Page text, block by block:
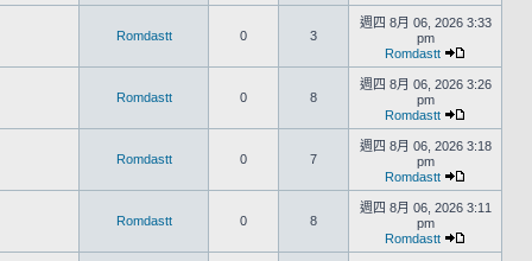
Romdastt 0 3
週四 8月 06, 2026 3:33
pm
Romdastt
Romdastt 0 8
週四 8月 06, 2026 3:26
pm
Romdastt
Romdastt 0 7
週四 8月 06, 2026 3:18
pm
Romdastt
Romdastt 0 8
週四 8月 06, 2026 3:11
pm
Romdastt